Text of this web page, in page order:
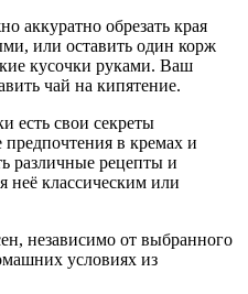
аккуратно обрезать края
или оставить один корж
кусочки руками. Ваш
чай на кипятение.
есть свои секреты
в кремах и
различные рецепты и
неё классическим или
независимо от выбранного
условиях из